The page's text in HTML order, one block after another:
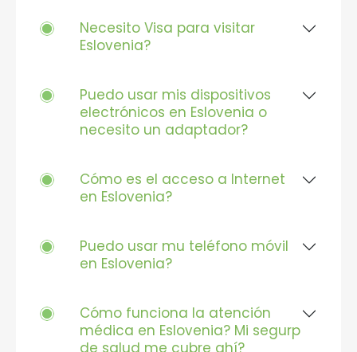
Necesito Visa para visitar
Eslovenia?
Puedo usar mis dispositivos
electrónicos en Eslovenia o
necesito un adaptador?
Cómo es el acceso a Internet
en Eslovenia?
Puedo usar mu teléfono móvil
en Eslovenia?
Cómo funciona la atención
médica en Eslovenia? Mi segurp